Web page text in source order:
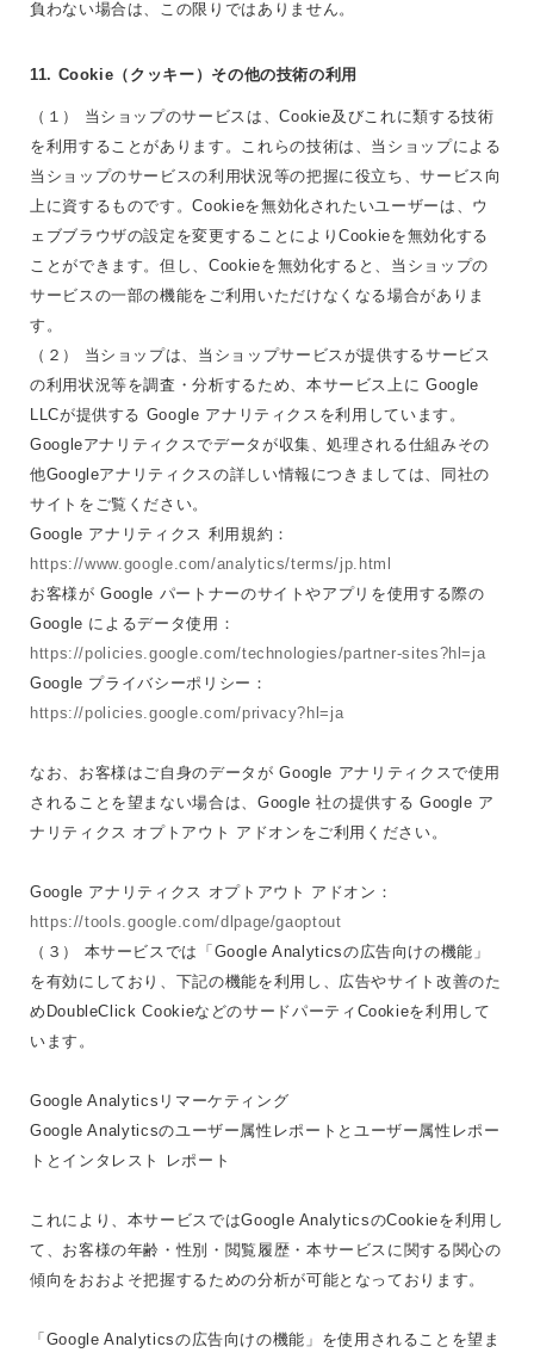
負わない場合は、この限りではありません。
11. Cookie（クッキー）その他の技術の利用
（１） 当ショップのサービスは、Cookie及びこれに類する技術
を利用することがあります。これらの技術は、当ショップによる
当ショップのサービスの利用状況等の把握に役立ち、サービス向
上に資するものです。Cookieを無効化されたいユーザーは、ウ
ェブブラウザの設定を変更することによりCookieを無効化する
ことができます。但し、Cookieを無効化すると、当ショップの
サービスの一部の機能をご利用いただけなくなる場合がありま
す。
（２） 当ショップは、当ショップサービスが提供するサービス
の利用状況等を調査・分析するため、本サービス上に Google
LLCが提供する Google アナリティクスを利用しています。
Googleアナリティクスでデータが収集、処理される仕組みその
他Googleアナリティクスの詳しい情報につきましては、同社の
サイトをご覧ください。
Google アナリティクス 利用規約：
https://www.google.com/analytics/terms/jp.html
お客様が Google パートナーのサイトやアプリを使用する際の
Google によるデータ使用：
https://policies.google.com/technologies/partner-sites?hl=ja
Google プライバシーポリシー：
https://policies.google.com/privacy?hl=ja
なお、お客様はご自身のデータが Google アナリティクスで使用
されることを望まない場合は、Google 社の提供する Google ア
ナリティクス オプトアウト アドオンをご利用ください。
Google アナリティクス オプトアウト アドオン：
https://tools.google.com/dlpage/gaoptout
（３） 本サービスでは「Google Analyticsの広告向けの機能」
を有効にしており、下記の機能を利用し、広告やサイト改善のた
めDoubleClick CookieなどのサードパーティCookieを利用して
います。
Google Analyticsリマーケティング
Google Analyticsのユーザー属性レポートとユーザー属性レポー
トとインタレスト レポート
これにより、本サービスではGoogle AnalyticsのCookieを利用し
て、お客様の年齢・性別・閲覧履歴・本サービスに関する関心の
傾向をおおよそ把握するための分析が可能となっております。
「Google Analyticsの広告向けの機能」を使用されることを望ま